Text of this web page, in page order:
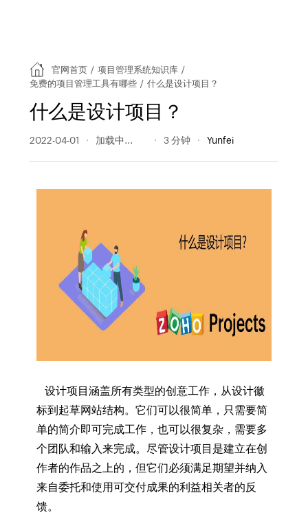
官网首页 / 项目管理系统知识库 /
免费的项目管理工具有哪些 / 什么是设计项目？
什么是设计项目？
2022-04-01 1276 阅读量 3 分钟 Yunfei
设计项目涵盖所有类型的创意工作，从设计徽
标到起草网站结构。它们可以很简单，只需要简
单的简介即可完成工作，也可以很复杂，需要多
个团队和输入来完成。尽管设计项目是建立在创
作者的作品之上的，但它们必须满足期望并纳入
来自委托和使用可交付成果的利益相关者的反
馈。